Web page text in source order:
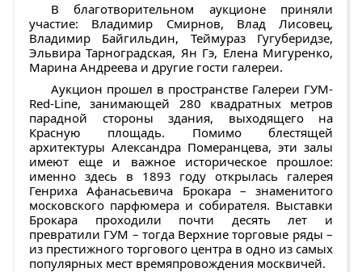
В благотворительном аукционе приняли
участие: Владимир Смирнов, Влад Лисовец,
Владимир Байгильдин, Теймураз Гугуберидзе,
Эльвира Тарноградская, Ян Гэ, Елена Мигуренко,
Марина Андреева и другие гости галереи.
Аукцион прошел в пространстве Галереи ГУМ-
Red-Line, занимающей 280 квадратных метров
парадной стороны здания, выходящего на
Красную площадь. Помимо блестящей
архитектуры Александра Померанцева, эти залы
имеют еще и важное историческое прошлое:
именно здесь в 1893 году открылась галерея
Генриха Афанасьевича Брокара – знаменитого
московского парфюмера и собирателя. Выставки
Брокара проходили почти десять лет и
превратили ГУМ – тогда Верхние торговые ряды –
из престижного торгового центра в одно из самых
популярных мест времяпровождения москвичей.